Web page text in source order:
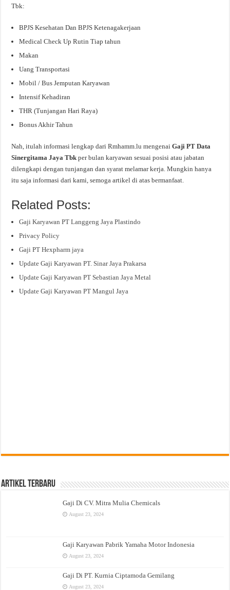
Tbk:
BPJS Kesehatan Dan BPJS Ketenagakerjaan
Medical Check Up Rutin Tiap tahun
Makan
Uang Transportasi
Mobil / Bus Jemputan Karyawan
Intensif Kehadiran
THR (Tunjangan Hari Raya)
Bonus Akhir Tahun
Nah, itulah informasi lengkap dari Rmhamm.lu mengenaiGaji PT Data
Sinergitama Jaya Tbkper bulan karyawan sesuai posisi atau jabatan
dilengkapi dengan tunjangan dan syarat melamar kerja. Mungkin hanya
itu saja informasi dari kami, semoga artikel di atas bermanfaat.
Related Posts:
Gaji Karyawan PT Langgeng Jaya Plastindo
Privacy Policy
Gaji PT Hexpharm jaya
Update Gaji Karyawan PT. Sinar Jaya Prakarsa
Update Gaji Karyawan PT Sebastian Jaya Metal
Update Gaji Karyawan PT Mangul Jaya
Artikel Terbaru
Gaji Di CV. Mitra Mulia Chemicals
August 23, 2024
Gaji Karyawan Pabrik Yamaha Motor Indonesia
August 23, 2024
Gaji Di PT. Kurnia Ciptamoda Gemilang
August 23, 2024